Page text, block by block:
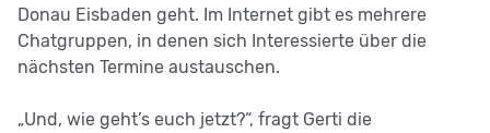
Donau Eisbaden geht. Im Internet gibt es mehrere
Chatgruppen, in denen sich Interessierte über die
nächsten Termine austauschen.
„Und, wie geht’s euch jetzt?“, fragt Gerti die